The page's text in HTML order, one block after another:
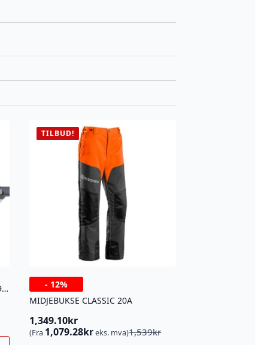
SAGKJEDE S21G 14″ .325 1,1MM 59DL
TILBUD!
- 12%
MIDJEBUKSE CLASSIC 20A
1,539kr
Opprinnelig
1,349.10kr
Nåværende
(Fra 1,079.28kreks. mva)